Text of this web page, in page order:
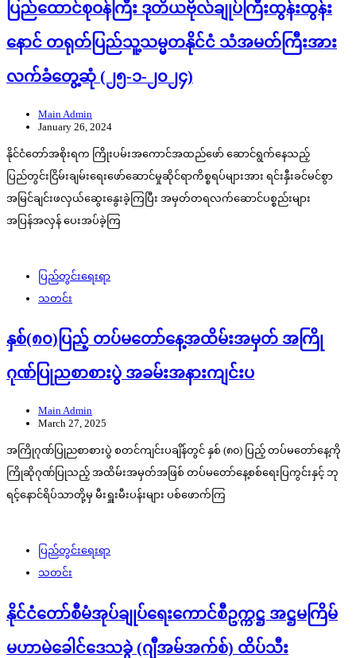
ပြည်ထောင်စုဝန်ကြီး ဒုတိယဗိုလ်ချုပ်ကြီးထွန်းထွန်း
နောင် တရုတ်ပြည်သူ့သမ္မတနိုင်ငံ သံအမတ်ကြီးအား
လက်ခံတွေ့ဆုံ (၂၅-၁-၂၀၂၄)
Main Admin
January 26, 2024
နိုင်ငံတော်အစိုးရက ကြိုးပမ်းအကောင်အထည်ဖော် ဆောင်ရွက်နေသည့်
ပြည်တွင်းငြိမ်းချမ်းရေးဖော်ဆောင်မှုဆိုင်ရာကိစ္စရပ်များအား ရင်းနှီးခင်မင်စွာ
အမြင်ချင်းဖလှယ်ဆွေးနွေးခဲ့ကြပြီး အမှတ်တရလက်ဆောင်ပစ္စည်းများ
အပြန်အလှန် ပေးအပ်ခဲ့ကြ
ပြည်တွင်းရေးရာ
သတင်း
နှစ်(၈၀)ပြည့် တပ်မတော်နေ့အထိမ်းအမှတ် အကြို
ဂုဏ်ပြုညစာစားပွဲ အခမ်းအနားကျင်းပ
Main Admin
March 27, 2025
အကြိုဂုဏ်ပြုညစာစားပွဲ စတင်ကျင်းပချိန်တွင် နှစ် (၈၀) ပြည့် တပ်မတော်နေ့ကို
ကြိုဆိုဂုဏ်ပြုသည့် အထိမ်းအမှတ်အဖြစ် တပ်မတော်နေ့စစ်ရေးပြကွင်းနှင့် ဘု
ရင့်နောင်ရိပ်သာတို့မှ မီးရှူးမီးပန်းများ ပစ်ဖောက်ကြ
ပြည်တွင်းရေးရာ
သတင်း
နိုင်ငံတော်စီမံအုပ်ချုပ်ရေးကောင်စီဥက္ကဋ္ဌ အဋ္ဌမကြိမ်
မဟာမဲခေါင်ဒေသခွဲ (ဂျီအမ်အက်စ်) ထိပ်သီး